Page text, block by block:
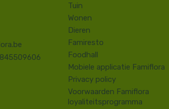
Tuin
Wonen
Dieren
Famiresto
Foodhall
Mobiele applicatie Famiflora
Privacy policy
Voorwaarden Famiflora
loyaliteitsprogramma